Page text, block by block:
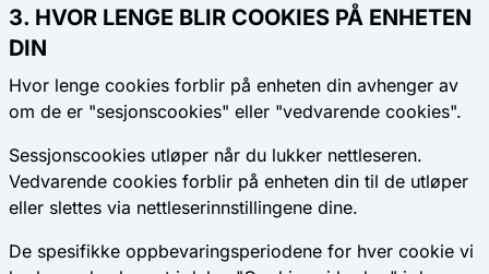
3. HVOR LENGE BLIR COOKIES PÅ ENHETEN
DIN
Hvor lenge cookies forblir på enheten din avhenger av
om de er "sesjonscookies" eller "vedvarende cookies".
Sessjonscookies utløper når du lukker nettleseren.
Vedvarende cookies forblir på enheten din til de utløper
eller slettes via nettleserinnstillingene dine.
De spesifikke oppbevaringsperiodene for hver cookie vi